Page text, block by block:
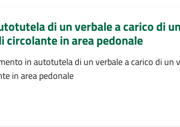
di un verbale a carico di
circolante in area pedonale
in autotutela di un verbale a carico di un
in area pedonale